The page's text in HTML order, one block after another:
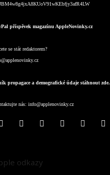
příspěvek magazínu AppleNovinky.cz
se stát redaktorem?
propagace a demografické údaje stáhnout zde.
nás: info@applenovinky.cz
odkazy